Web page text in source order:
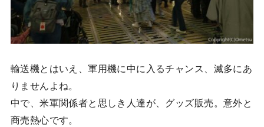
輸送機とはいえ、軍用機に中に入るチャンス、滅多にあ
りませんよね。
中で、米軍関係者と思しき人達が、グッズ販売。意外と
商売熱心です。